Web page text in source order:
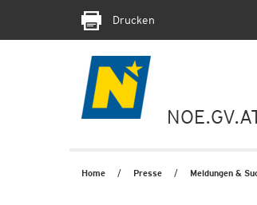
Drucken
Home Presse Meldungen &